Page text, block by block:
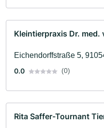
Kleintierpraxis Dr.
Eichendorffstraße 5,
0.0
(0)
Rita Saffer-Tournant